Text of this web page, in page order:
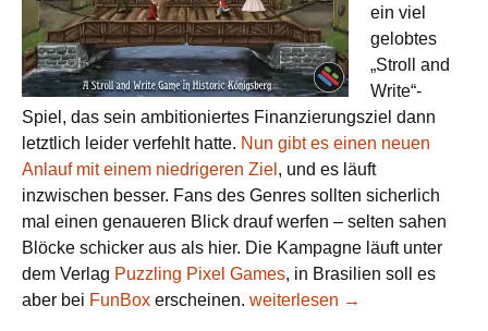
ein viel
gelobtes
„Stroll and
Write“-
Spiel, das sein ambitioniertes Finanzierungsziel dann
letztlich leider verfehlt hatte. Nun gibt es einen neuen
Anlauf mit einem niedrigeren Ziel , und es läuft
inzwischen besser. Fans des Genres sollten sicherlich
mal einen genaueren Blick drauf werfen – selten sahen
Blöcke schicker aus als hier. Die Kampagne läuft unter
dem Verlag Puzzling Pixel Games, in Brasilien soll es
aber bei FunBox erscheinen. Neue Spiele aus
weiterlesen →